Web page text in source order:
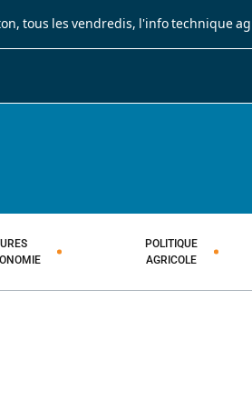
, tous les vendredis, l'info technique
POLITIQUE
AGRICOLE